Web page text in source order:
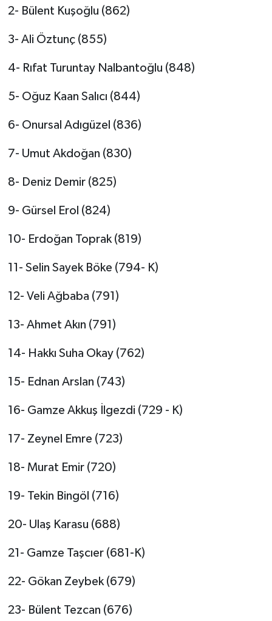
2- Bülent Kuşoğlu (862)
3- Ali Öztunç (855)
4- Rıfat Turuntay Nalbantoğlu (848)
5- Oğuz Kaan Salıcı (844)
6- Onursal Adıgüzel (836)
7- Umut Akdoğan (830)
8- Deniz Demir (825)
9- Gürsel Erol (824)
10- Erdoğan Toprak (819)
11- Selin Sayek Böke (794- K)
12- Veli Ağbaba (791)
13- Ahmet Akın (791)
14- Hakkı Suha Okay (762)
15- Ednan Arslan (743)
16- Gamze Akkuş İlgezdi (729 - K)
17- Zeynel Emre (723)
18- Murat Emir (720)
19- Tekin Bingöl (716)
20- Ulaş Karasu (688)
21- Gamze Taşcıer (681-K)
22- Gökan Zeybek (679)
23- Bülent Tezcan (676)